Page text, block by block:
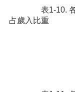
表1-10. 各國
占歲入比重